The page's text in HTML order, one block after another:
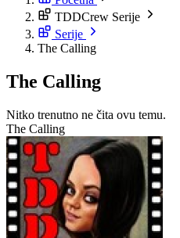
TDDCrew Serije
Serije
The Calling
The Calling
Nitko trenutno ne čita ovu temu.
The Calling